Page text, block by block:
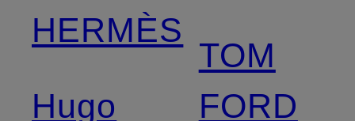
HERMÈS
Hugo
TOM
FORD